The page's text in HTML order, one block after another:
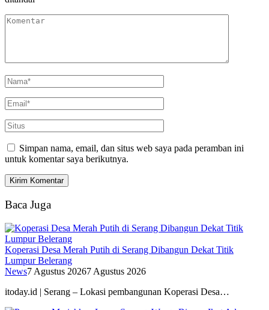
Simpan nama, email, dan situs web saya pada peramban ini
untuk komentar saya berikutnya.
Baca Juga
Koperasi Desa Merah Putih di Serang Dibangun Dekat Titik
Lumpur Belerang
News7 Agustus 20267 Agustus 2026
itoday.id | Serang – Lokasi pembangunan Koperasi Desa…